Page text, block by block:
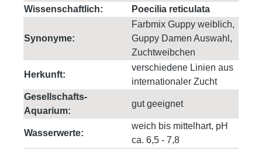
Wissenschaftlich:
Poecilia reticulata
Synonyme:
Farbmix Guppy weiblich,
Guppy Damen Auswahl,
Zuchtweibchen
Herkunft:
verschiedene Linien aus
internationaler Zucht
Gesellschafts-
Aquarium:
gut geeignet
Wasserwerte:
weich bis mittelhart, pH
ca. 6,5 - 7,8